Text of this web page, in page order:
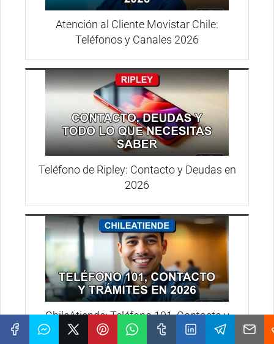
Atención al Cliente Movistar Chile:
Teléfonos y Canales 2026
Teléfono de Ripley: Contacto y Deudas en
2026
ChileAtiende: Teléfono 101, Contacto y
Trámites en 2026